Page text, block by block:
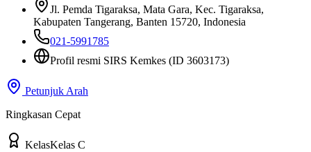
Jl. Pemda Tigaraksa, Mata Gara, Kec. Tigaraksa,
Kabupaten Tangerang, Banten 15720, Indonesia
021-5991785
Profil resmi SIRS Kemkes (ID 3603173)
Petunjuk Arah
Ringkasan Cepat
KelasKelas C